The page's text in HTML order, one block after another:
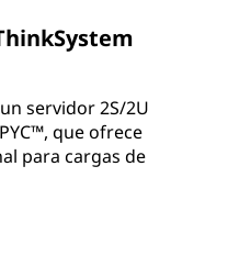
servidor 2S/2U
que ofrece
para cargas de